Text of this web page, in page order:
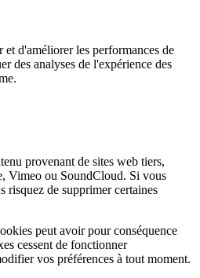
d'améliorer les performances de
des analyses de l'expérience des
provenant de sites web tiers,
Vimeo ou SoundCloud. Si vous
risquez de supprimer certaines
peut avoir pour conséquence
cessent de fonctionner
vos préférences à tout moment.